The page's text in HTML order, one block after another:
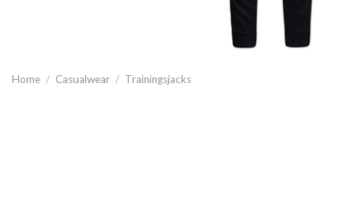
Home / Casualwear / Trainingsjacks